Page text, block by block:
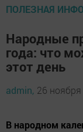
ПОЛЕЗНАЯ
Народные
года: что
этот день
admin, 26
В народном